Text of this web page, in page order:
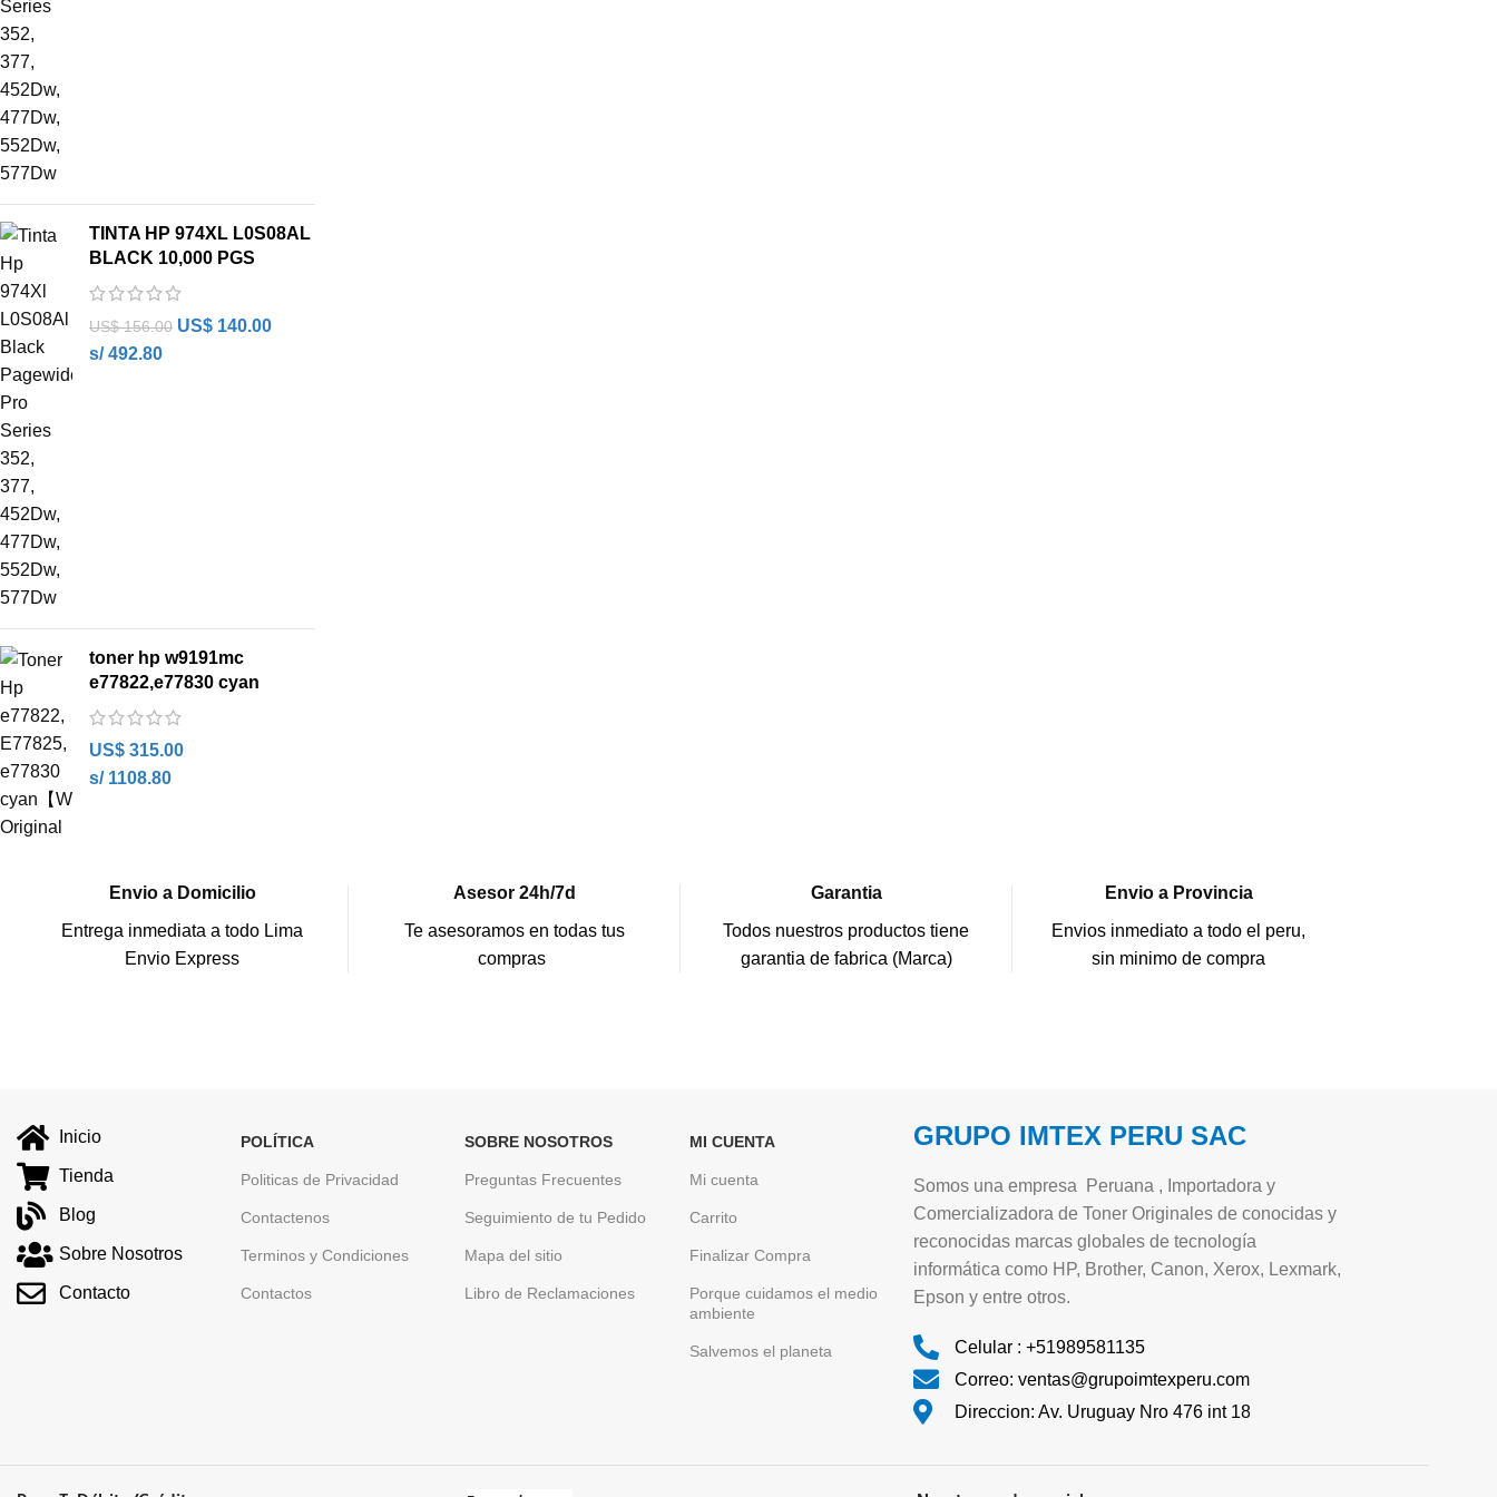
TINTA HP 974XL L0S08AL
BLACK 10,000 PGS
US$156.00 US$ 140.00
s/ 492.80
toner hp w9191mc
e77822,e77830 cyan
US$ 315.00
s/ 1108.80
Envio a Domicilio
Entrega inmediata a todo Lima
Envio Express
Asesor 24h/7d
Te asesoramos en todas tus
compras
Garantia
Todos nuestros productos tiene
garantia de fabrica (Marca)
Envio a Provincia
Envios inmediato a todo el peru,
sin minimo de compra
Inicio
Tienda
Blog
Sobre Nosotros
Contacto
POLÍTICA
Politicas de Privacidad
Contactenos
Terminos y Condiciones
Contactos
SOBRE NOSOTROS
Preguntas Frecuentes
Seguimiento de tu Pedido
Mapa del sitio
Libro de Reclamaciones
MI CUENTA
Mi cuenta
Carrito
Finalizar Compra
Porque cuidamos el medio
ambiente
Salvemos el planeta
GRUPO IMTEX PERU SAC
Somos una empresa Peruana , Importadora y
Comercializadora de Toner Originales de conocidas y
reconocidas marcas globales de tecnología
informática como HP, Brother, Canon, Xerox, Lexmark,
Epson y entre otros.
Celular : +51989581135
Correo: ventas@grupoimtexperu.com
Direccion: Av. Uruguay Nro 476 int 18